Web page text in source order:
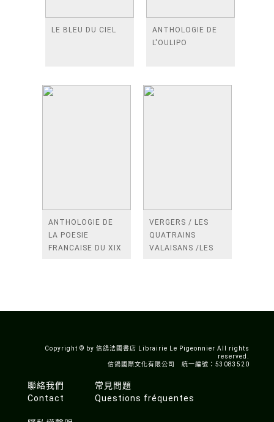
LE BLEU DU CIEL
ANTHOLOGIE DE
L'OULIPO
ANTHOLOGIE DE
LA POESIE
FRANCAISE DU XIX
VERGERS / LES
QUATRAINS
VALAISANS /LES
Copyright © by 信鴿法國書店 Librairie Le Pigeonnier All rights
reserved.
信鴿國際文化有限公司 統一編號：53083520
聯絡我們
Contact
常見問題
Questions fréquentes